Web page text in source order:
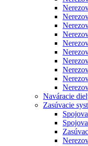
Naváracie
Zasúvacie